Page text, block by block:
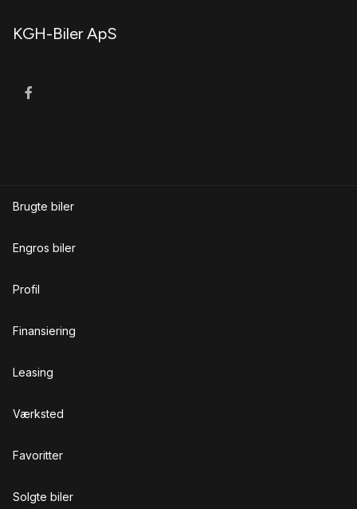
KGH-Biler ApS
Brugte biler
Engros biler
Profil
Finansiering
Leasing
Værksted
Favoritter
Solgte biler